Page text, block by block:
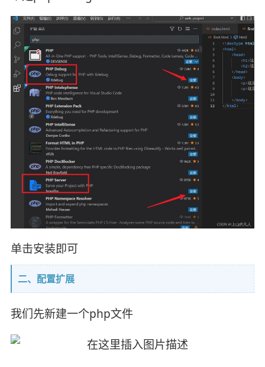
单击安装即可
二、配置扩展
我们先新建一个php文件